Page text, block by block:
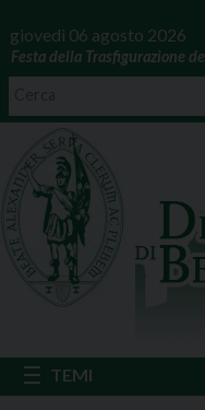
giovedì 06 agosto 2026
Festa della Trasfigurazione